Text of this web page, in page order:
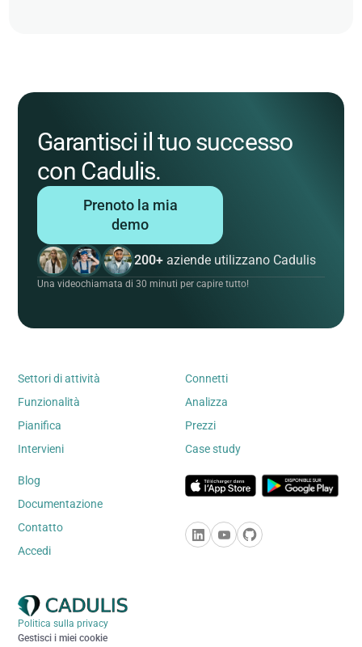
Garantisci il tuo successo
con Cadulis.
Prenoto la mia
demo
200+ aziende utilizzano Cadulis
Una videochiamata di 30 minuti per capire tutto!
Settori di attività
Funzionalità
Pianifica
Intervieni
Connetti
Analizza
Prezzi
Case study
Blog
Documentazione
Contatto
Accedi
Politica sulla privacy
Gestisci i miei cookie